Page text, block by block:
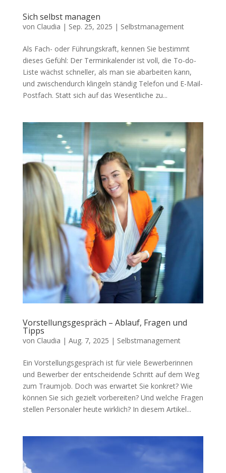
Sich selbst managen
von Claudia | Sep. 25, 2025 | Selbstmanagement
Als Fach- oder Führungskraft, kennen Sie bestimmt
dieses Gefühl: Der Terminkalender ist voll, die To-do-
Liste wächst schneller, als man sie abarbeiten kann,
und zwischendurch klingeln ständig Telefon und E-Mail-
Postfach. Statt sich auf das Wesentliche zu...
Vorstellungsgespräch – Ablauf, Fragen und
Tipps
von Claudia | Aug. 7, 2025 | Selbstmanagement
Ein Vorstellungsgespräch ist für viele Bewerberinnen
und Bewerber der entscheidende Schritt auf dem Weg
zum Traumjob. Doch was erwartet Sie konkret? Wie
können Sie sich gezielt vorbereiten? Und welche Fragen
stellen Personaler heute wirklich? In diesem Artikel...